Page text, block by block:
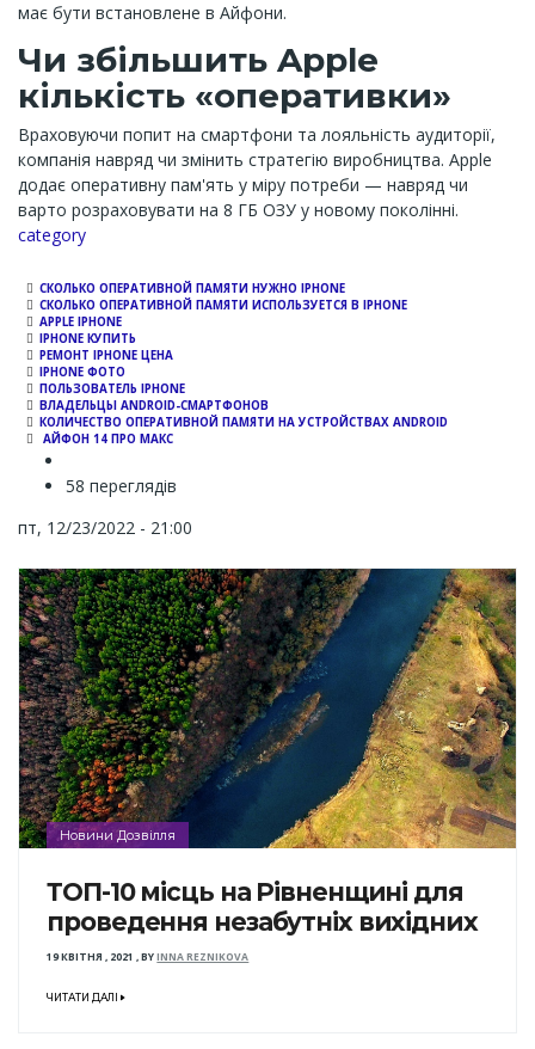
має бути встановлене в Айфони.
Чи збільшить Apple
кількість «оперативки»
Враховуючи попит на смартфони та лояльність аудиторії,
компанія навряд чи змінить стратегію виробництва. Apple
додає оперативну пам'ять у міру потреби — навряд чи
варто розраховувати на 8 ГБ ОЗУ у новому поколінні.
Channel
category
​​СКОЛЬКО ОПЕРАТИВНОЙ ПАМЯТИ НУЖНО IPHONE
СКОЛЬКО ОПЕРАТИВНОЙ ПАМЯТИ ИСПОЛЬЗУЕТСЯ В IPHONE
APPLE IPHONE
IPHONE КУПИТЬ
РЕМОНТ IPHONE ЦЕНА
IPHONE ФОТО
ПОЛЬЗОВАТЕЛЬ IPHONE
ВЛАДЕЛЬЦЫ ANDROID-СМАРТФОНОВ
КОЛИЧЕСТВО ОПЕРАТИВНОЙ ПАМЯТИ НА УСТРОЙСТВАХ ANDROID
АЙФОН 14 ПРО МАКС
58 переглядів
пт, 12/23/2022 - 21:00
Новини Дозвілля
ТОП-10 місць на Рівненщині для
проведення незабутніх вихідних
19 КВІТНЯ , 2021 ,BYINNA REZNIKOVA
ЧИТАТИ ДАЛІ